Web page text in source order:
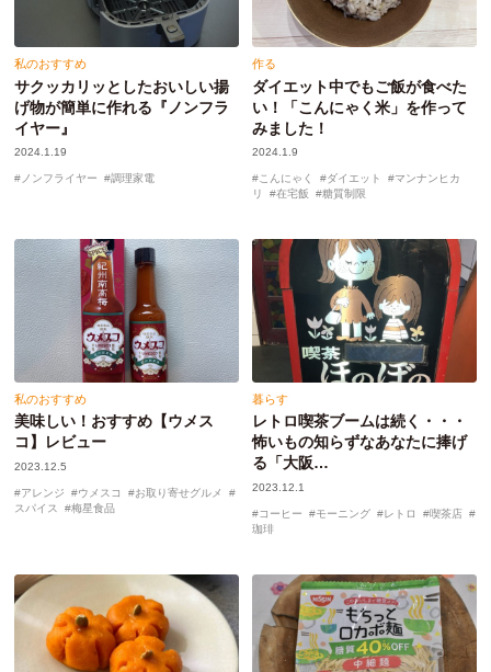
私のおすすめ
サクッカリッとしたおいしい揚
げ物が簡単に作れる『ノンフラ
イヤー』
2024.1.19
ノンフライヤー 調理家電
作る
ダイエット中でもご飯が食べた
い！「こんにゃく米」を作って
みました！
2024.1.9
こんにゃく ダイエット
マンナンヒカ
リ
在宅飯 糖質制限
私のおすすめ
美味しい！おすすめ【ウメス
コ】レビュー
2023.12.5
アレンジ ウメスコ
お取り寄せグルメ
スパイス
梅星食品
暮らす
レトロ喫茶ブームは続く・・・
怖いもの知らずなあなたに捧げ
る「大阪…
2023.12.1
コーヒー モーニング レトロ
喫茶店
珈琲